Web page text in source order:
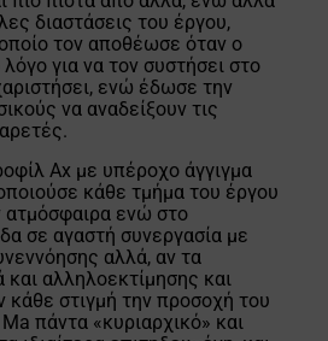
διαστάσεις του έργου,
τον αποθέωσε όταν ο
για να τον συστήσει στο
ενώ έδωσε την
να αναδείξουν τις
Ax με υπέροχο άγγιγμα
κάθε τμήμα του έργου
ατμόσφαιρα ενώ στο
σε αγαστή συνεργασία με
αλλά, αν τα
αλληλοεκτίμησης και
κάθε στιγμή την προσοχή του
πάντα «κυριαρχικό» και